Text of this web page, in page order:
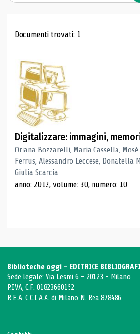
Risultati di ricerca
Documenti trovati: 1
Digitalizzare: immagini,
Oriana Bozzarelli, Maria Cassella,
Ferrus, Alessandro Leccese, Donatella
Giulia Scarcia
anno: 2012, volume: 30, numero: 10
Biblioteche oggi - EDITRICE
Sede legale: Via Lesmi 6 - 20123 - Milano
P.IVA, C.F. 01823660152
R.E.A. C.C.I.A.A. di Milano N. Rea 878486